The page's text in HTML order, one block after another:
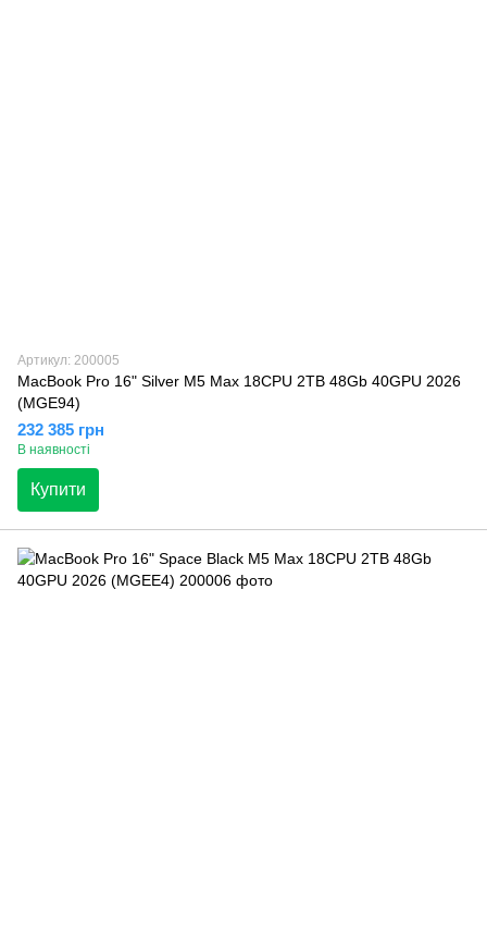
Артикул: 200005
MacBook Pro 16" Silver M5 Max 18CPU 2TB 48Gb 40GPU 2026
(MGE94)
232 385 грн
В наявності
Купити